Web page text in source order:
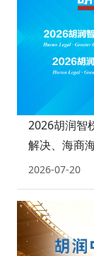
2026胡润智
解决、海商海
2026-07-20